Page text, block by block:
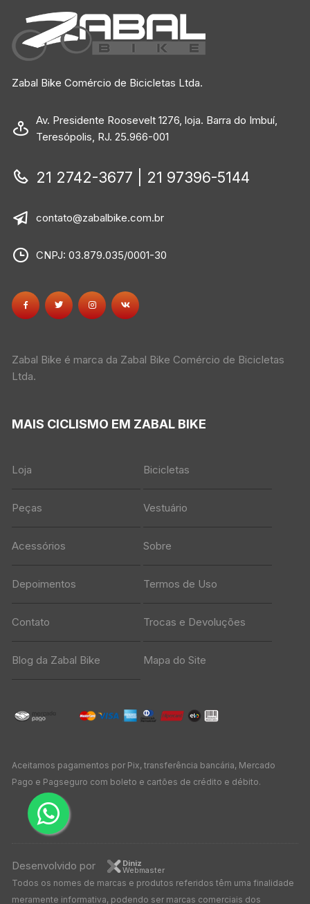
Zabal Bike Comércio de Bicicletas Ltda.
Av. Presidente Roosevelt 1276, loja. Barra do Imbuí,
Teresópolis, RJ. 25.966-001
21 2742-3677 | 21 97396-5144
contato@zabalbike.com.br
CNPJ: 03.879.035/0001-30
Zabal Bike é marca da Zabal Bike Comércio de Bicicletas
Ltda.
MAIS CICLISMO EM ZABAL BIKE
Loja Bicicletas
Peças Vestuário
Acessórios Sobre
Depoimentos Termos de Uso
Contato Trocas e Devoluções
Blog da Zabal Bike Mapa do Site
Aceitamos pagamentos por Pix, transferência bancária, Mercado
Pago e Pagseguro com boleto e cartões de crédito e débito.
Desenvolvido por Diniz
Webmaster
Todos os nomes de marcas e produtos referidos têm uma finalidade
meramente informativa, podendo ser marcas comerciais dos